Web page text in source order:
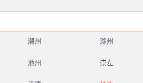
潮州 滁州
池州 崇左